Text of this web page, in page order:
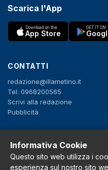
Scarica l'App
Download on the
App Store
GET IT ON
CONTATTI
redazione@illametino.it
Tel: 0968200565
Scrivi alla redazione
Pubblicità
SEGUICI
f X IG YT
Informativa Cookie
Questo sito web utilizza i
esperienza sul nostro sito